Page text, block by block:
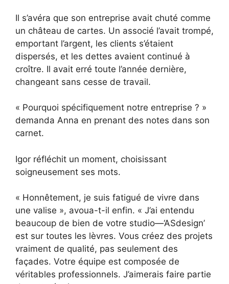
Il s’avéra que son entreprise avait chuté comme
un château de cartes. Un associé l’avait trompé,
emportant l’argent, les clients s’étaient
dispersés, et les dettes avaient continué à
croître. Il avait erré toute l’année dernière,
changeant sans cesse de travail.
« Pourquoi spécifiquement notre entreprise ? »
demanda Anna en prenant des notes dans son
carnet.
Igor réfléchit un moment, choisissant
soigneusement ses mots.
« Honnêtement, je suis fatigué de vivre dans
une valise », avoua-t-il enfin. « J’ai entendu
beaucoup de bien de votre studio—‘ASdesign’
est sur toutes les lèvres. Vous créez des projets
vraiment de qualité, pas seulement des
façades. Votre équipe est composée de
véritables professionnels. J’aimerais faire partie